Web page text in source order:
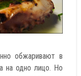
обжаривают в
на одно лицо. Но